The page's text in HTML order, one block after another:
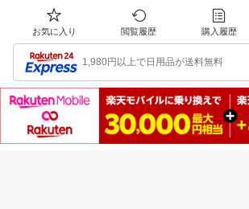
お気に入り 閲覧履歴 購入履歴
1,980円以上で日用品が送料無料